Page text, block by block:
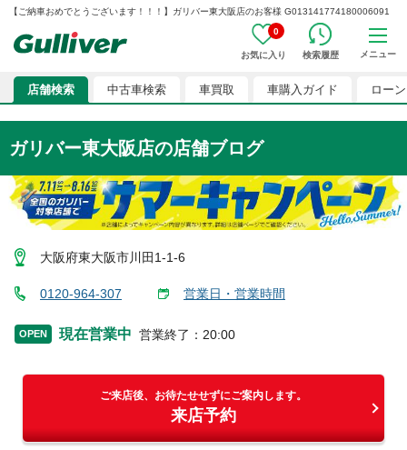
【ご納車おめでとうございます！！！】ガリバー東大阪店のお客様 G013141774180006091
0
お気に入り 検索履歴 メニュー
店舗検索 中古車検索 車買取 車購入ガイド ローン
ガリバー東大阪店の店舗ブログ
大阪府東大阪市川田1-1-6
0120-964-307 営業日・営業時間
OPEN 現在営業中 営業終了 ： 20:00
ご来店後、お待たせせずにご案内します。
来店予約